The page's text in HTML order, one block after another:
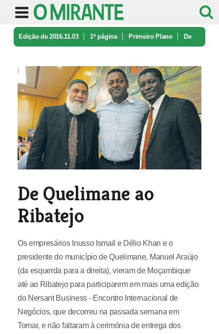
Edição de 2016.11.03 1ª página Primeiro Plano De
De Quelimane ao
Ribatejo
Os empresários Inusso Ismail e Délio Khan e o
presidente do município de Quelimane, Manuel Araújo
(da esquerda para a direita), vieram de Moçambique
até ao Ribatejo para participarem em mais uma edição
do Nersant Business - Encontro Internacional de
Negócios, que decorreu na passada semana em
Tomar, e não faltaram à cerimónia de entrega dos